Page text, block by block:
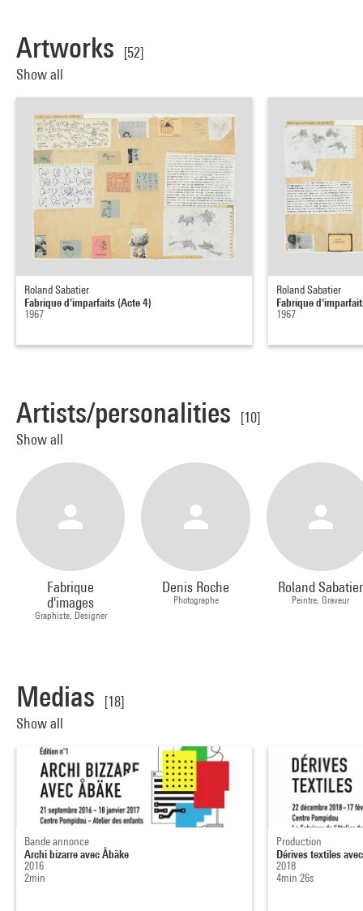
Artworks
[52]
Show all
Roland Sabatier
Fabrique d'imparfaits (Acte 4)
1967
Roland Sabatier
Fabrique
1967
Artists/personalities
[10]
Show all
Fabrique
d'images
Graphiste, Designer
Denis Roche
Photographe
Roland Sabatier
Peintre, Graveur
Medias
[18]
Show all
Bande annonce
Archi bizarre avec Åbäke
2016
2min
Production
Dérives textiles
2018
4min 26s